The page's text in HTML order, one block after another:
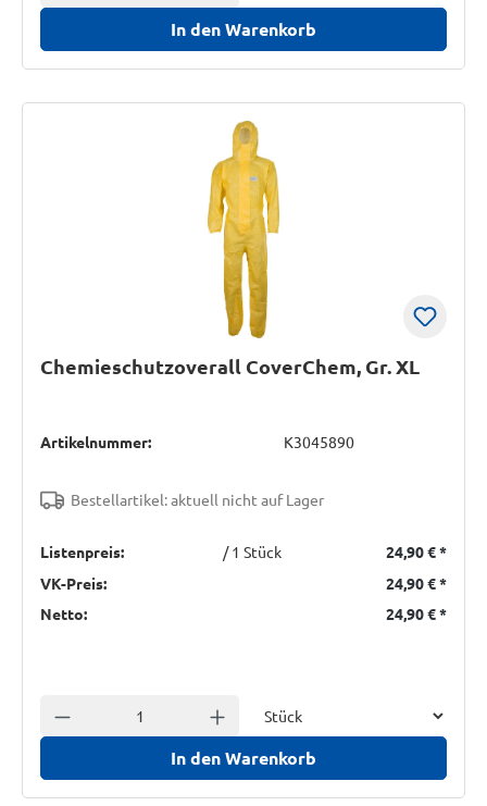
In den Warenkorb
Chemieschutzoverall CoverChem, Gr. XL
Artikelnummer: K3045890
Bestellartikel: aktuell nicht auf Lager
Listenpreis: / 1 Stück 24,90 €*
VK-Preis:
24,90 €*
Netto:
24,90 €*
Anzahl verringern Anzahl erhöhen
In den Warenkorb